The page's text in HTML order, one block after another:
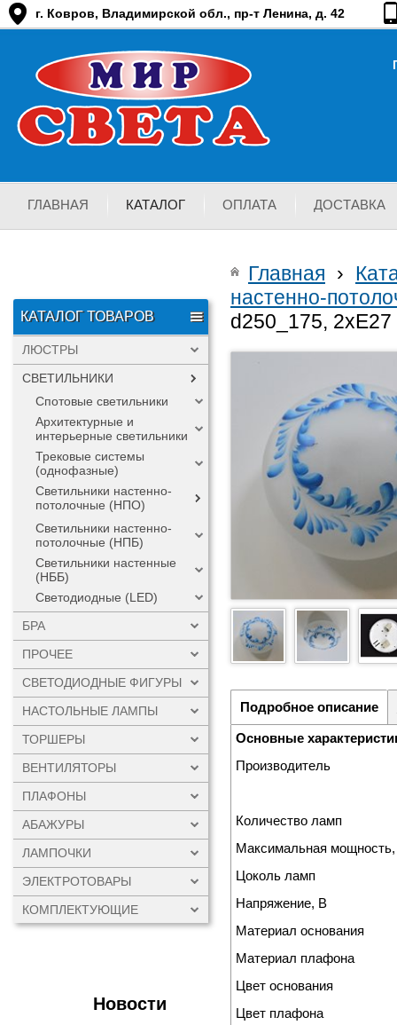
г. Ковров, Владимирской обл., пр-т Ленина, д. 42
ГЛАВНАЯ КАТАЛОГ ОПЛАТА ДОСТАВКА
КАТАЛОГ ТОВАРОВ
ЛЮСТРЫ
СВЕТИЛЬНИКИ
Спотовые светильники
Архитектурные и
интерьерные светильники
Трековые системы
(однофазные)
Светильники настенно-
потолочные (НПО)
Светильники настенно-
потолочные (НПБ)
Светильники настенные
(НББ)
Светодиодные (LED)
БРА
ПРОЧЕЕ
СВЕТОДИОДНЫЕ ФИГУРЫ
НАСТОЛЬНЫЕ ЛАМПЫ
ТОРШЕРЫ
ВЕНТИЛЯТОРЫ
ПЛАФОНЫ
АБАЖУРЫ
ЛАМПОЧКИ
ЭЛЕКТРОТОВАРЫ
КОМПЛЕКТУЮЩИЕ
Новости
Главная ›
настенно-
d250_175, 2хЕ27
Подробное описание
Основные
Производитель
Количество ламп
Максимальная
Цоколь ламп
Напряжение, В
Материал основания
Материал плафона
Цвет основания
Цвет плафона